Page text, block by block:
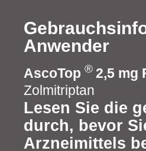
Anwender
AscoTop ® 2,5 mg
Zolmitriptan
Lesen Sie die
durch, bevor
Arzneimittels